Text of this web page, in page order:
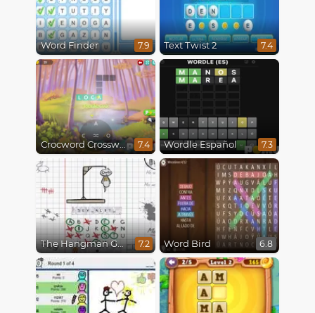
Word Finder 7.9 Text Twist 2 7.4
Crocword Crossword 7.4 Wordle Español 7.3
The Hangman Game Scrawl 7.2 Word Bird 6.8